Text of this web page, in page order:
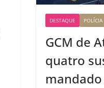
DESTAQUE POLÍCIA
GCM de
quatro